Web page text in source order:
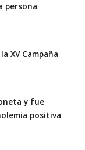
persona
XV Campaña
y fue
positiva